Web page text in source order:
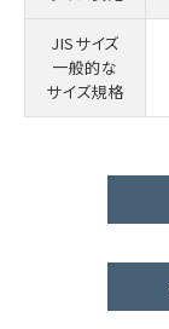
JISサイズ
一般的な
サイズ規格